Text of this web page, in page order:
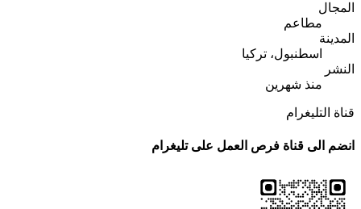
المجال
مطاعم
المدينة
اسطنبول، تركيا
النشر
منذ شهرين
قناة التليغرام
انضم الى قناة فرص العمل على تليغرام